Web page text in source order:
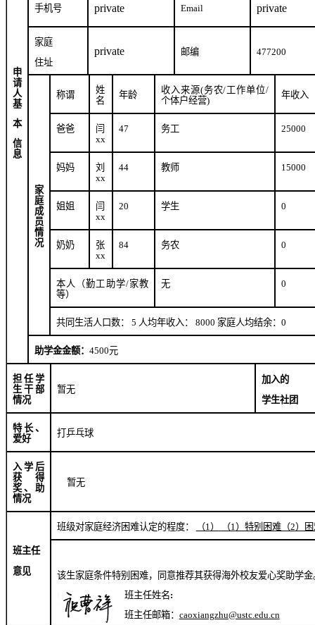
申
请
人
基
本
信
息
手机号 private Email private
家庭
住址
private 邮编 477200
家
庭
成
员
情
况
称谓
姓
名
年龄 收入来源(务农/工作单位/
个体户经营)
年收入
爸爸
闫
xx
47 务工 25000
妈妈
刘
xx
44 教师 15000
姐姐
闫
xx
20 学生 0
奶奶
张
xx
84 务农 0
本人（勤工助学/家教
等）
无 0
共同生活人口数： 5 人均年收入： 8000 家庭人均结余： 0
助学金金额： 4500元
担任学
生干部
情况
暂无
加入的
学生社团
特长、
爱好
打乒乓球
入学后
获得
奖、助
情况
暂无
班主任
意见
班级对家庭经济困难认定的程度： （1） （1）特别困难（2）
该生家庭条件特别困难，同意推荐其获得海外校友爱心奖助学金
班主任姓名:
班主任邮箱： caoxiangzhu@ustc.edu.cn